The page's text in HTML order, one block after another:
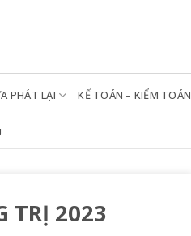
PHÁT LẠI KẾ TOÁN – KIỂM TOÁN
TRỊ 2023